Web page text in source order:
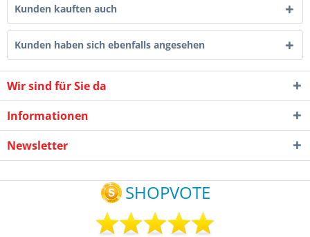
Kunden kauften auch
Kunden haben sich ebenfalls angesehen
Wir sind für Sie da
Informationen
Newsletter